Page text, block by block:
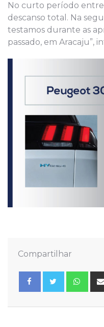
No curto período entre
descanso total. Na
testamos durante as
passado, em Aracaju”,
Compartilhar